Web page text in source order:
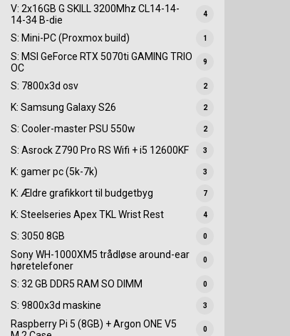
V: 2x16GB G SKILL 3200Mhz CL14-14-
14-34 B-die
4
S: Mini-PC (Proxmox build) 1
S: MSI GeForce RTX 5070ti GAMING TRIO
OC
9
S: 7800x3d osv 2
K: Samsung Galaxy S26 2
S: Cooler-master PSU 550w 2
S: Asrock Z790 Pro RS Wifi + i5 12600KF 3
K: gamer pc (5k-7k) 3
K: Ældre grafikkort til budgetbyg 7
K: Steelseries Apex TKL Wrist Rest 4
S: 3050 8GB 0
Sony WH-1000XM5 trådløse around-ear
høretelefoner
0
S: 32 GB DDR5 RAM SO DIMM 0
S: 9800x3d maskine 3
Raspberry Pi 5 (8GB) + Argon ONE V5
0